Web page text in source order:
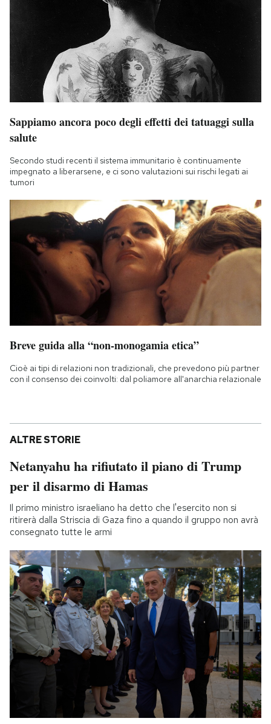
Sappiamo ancora poco degli effetti dei tatuaggi sulla
salute
Secondo studi recenti il sistema immunitario è continuamente
impegnato a liberarsene, e ci sono valutazioni sui rischi legati ai
tumori
Breve guida alla “non-monogamia etica”
Cioè ai tipi di relazioni non tradizionali, che prevedono più partner
con il consenso dei coinvolti: dal poliamore all'anarchia relazionale
ALTRE STORIE
Netanyahu ha rifiutato il piano di Trump
per il disarmo di Hamas
Il primo ministro israeliano ha detto che l'esercito non si
ritirerà dalla Striscia di Gaza fino a quando il gruppo non avrà
consegnato tutte le armi